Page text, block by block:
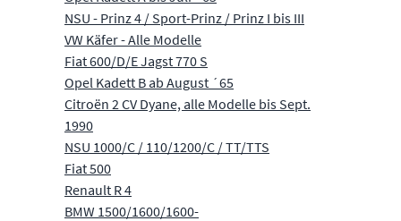
NSU - Prinz 4 / Sport-Prinz / Prinz I bis III
VW Käfer - Alle Modelle
Fiat 600/D/E Jagst 770 S
Opel Kadett B ab August ´65
Citroën 2 CV Dyane, alle Modelle bis Sept.
1990
NSU 1000/C / 110/1200/C / TT/TTS
Fiat 500
Renault R 4
BMW 1500/1600/1600-